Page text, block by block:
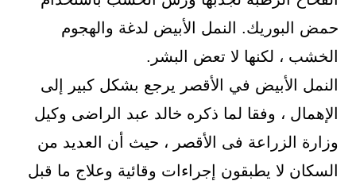
حمض البوريك. النمل الأبيض لدغة والهجوم
الخشب ، لكنها لا تعض البشر.
النمل الأبيض في الأقصر يرجع بشكل كبير إلى
الإهمال ، وفقا لما ذكره خالد عبد الراضى وكيل
وزارة الزراعة فى الأقصر ، حيث أن العديد من
السكان لا يطبقون إجراءات وقائية وعلاج ما قبل